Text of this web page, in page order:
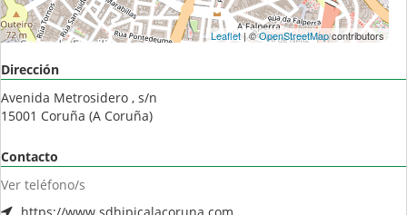
Leaflet| ©OpenStreetMapcontributors
Dirección
Avenida Metrosidero , s/n
15001 Coruña (A Coruña)
Contacto
Ver teléfono/s